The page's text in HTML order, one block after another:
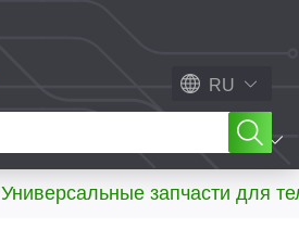
RU
МЕНЮ
Универсальные запчасти для